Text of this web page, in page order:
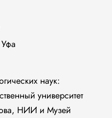
наук:
университет
НИИ и Музей